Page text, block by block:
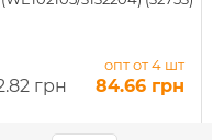
грн
опт от 4 шт
84.66 грн